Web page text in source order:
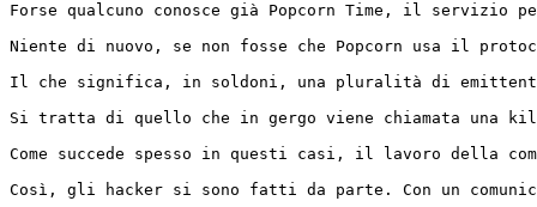
Forse qualcuno conosce già Popcorn Time, il servizio
Niente di nuovo, se non fosse che Popcorn usa il
Il che significa, in soldoni, una pluralità di emittenti
Si tratta di quello che in gergo viene chiamata una
Come succede spesso in questi casi, il lavoro della
Così, gli hacker si sono fatti da parte. Con un